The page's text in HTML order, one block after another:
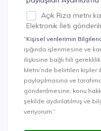
Açık Rıza metni
Elektronik İleti
“Kişisel verilerimin
ışığında işlenmesine ve
ilişkisine bağlı fiili
Metni’nde belirtilen kişiler
paylaşılmasına ve
gönderilmesine, konu
şekilde aydınlatılmış ve
veriyorum.”